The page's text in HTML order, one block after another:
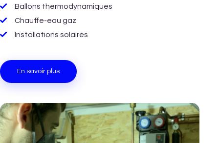
Ballons thermodynamiques
Chauffe-eau gaz
Installations solaires
En savoir plus